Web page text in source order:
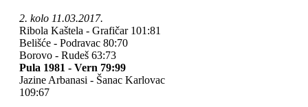
2. kolo 11.03.2017.
Ribola Kaštela - Grafičar 101:81
Belišće - Podravac 80:70
Borovo - Rudeš 63:73
Pula 1981 - Vern 79:99
Jazine Arbanasi - Šanac Karlovac
109:67